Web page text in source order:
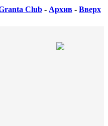
Club - Архив - Вверх